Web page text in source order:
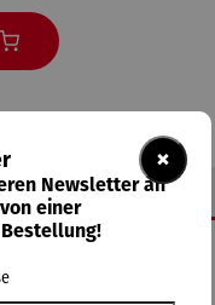
×
Newsletter an
einer